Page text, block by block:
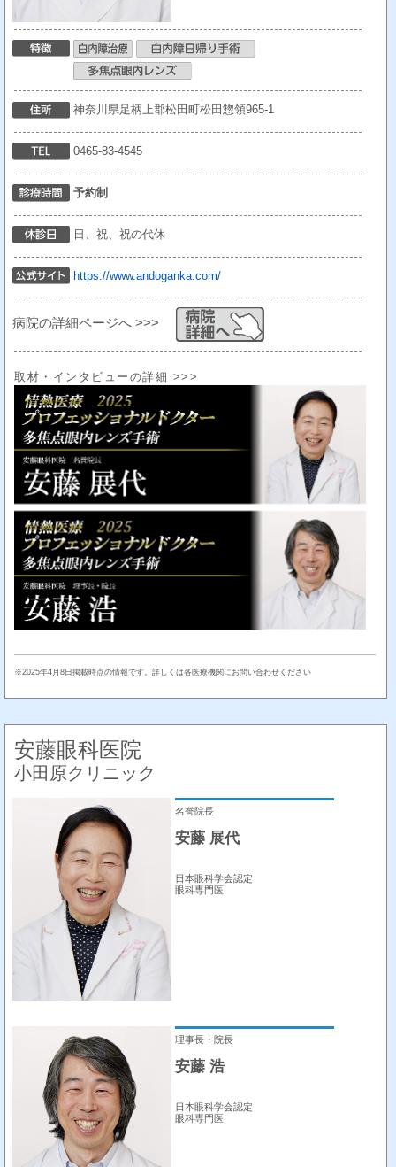
神奈川県足柄上郡松田町松田惣領965-1
0465-83-4545
予約制
日、祝、祝の代休
https://www.andoganka.com/
病院の詳細ページへ >>>
取材・インタビューの詳細 >>>
※2025年4月8日掲載時点の情報です。詳しくは各医療機関にお問い合わせください
安藤眼科医院
小田原クリニック
名誉院長
安藤 展代
日本眼科学会認定
眼科専門医
理事長・院長
安藤 浩
日本眼科学会認定
眼科専門医